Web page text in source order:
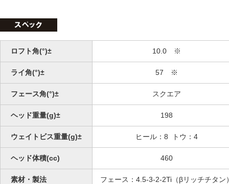
ロフト角(°)± 10.0 ※
ライ角(°)± 57 ※
フェース角(°)± スクエア
ヘッド重量(g)± 198
ウェイトビス重量(g)± ヒール：8 トウ：4
ヘッド体積(cc) 460
素材・製法
フェース：4.5-3-2-2Ti（βリッチチタン